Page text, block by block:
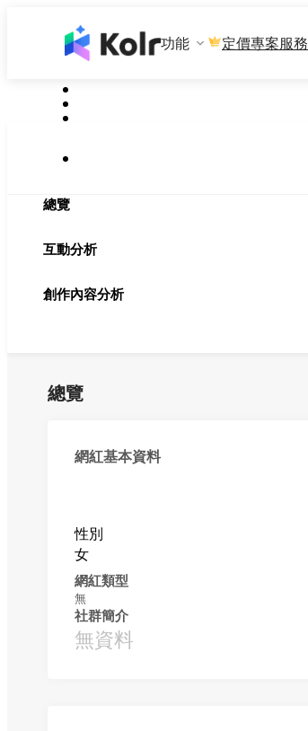
功能 定價專案服務
總覽
互動分析
創作內容分析
總覽
網紅基本資料
性別
女
網紅類型
無
社群簡介
無資料